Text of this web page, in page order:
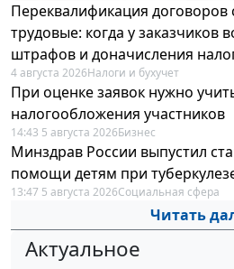
Переквалификация
трудовые: когда у заказчиков
штрафов и доначисления
4 августа 2026Налоги и бухучет
При оценке заявок нужно
налогообложения участников
14:43 5 августа 2026Бизнес
Минздрав России выпустил
помощи детям при
13:47 5 августа 2026Социальная сфера
Читать
Актуальное